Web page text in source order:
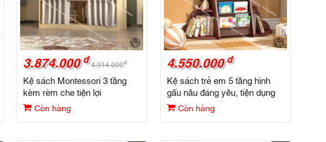
3.874.000 đ 4.914.000đ
Kệ sách Montessori 3 tầng
kèm rèm che tiện lợi
Còn hàng
4.550.000 đ
Kệ sách trẻ em 5 tầng hình
gấu nâu đáng yêu, tiện dụng
Còn hàng